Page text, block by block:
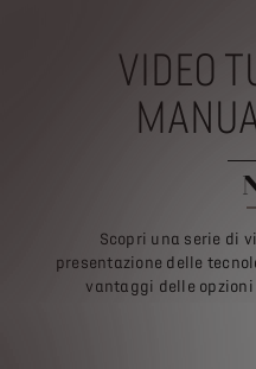
VIDEO
Scopri una serie di
presentazione delle
vantaggi delle